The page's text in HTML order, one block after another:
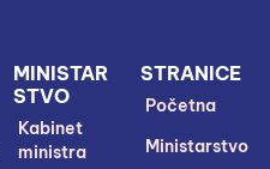
STRANICE
Početna
Ministarstvo
MINISTAR
STVO
Kabinet
ministra